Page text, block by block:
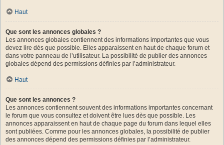
Haut
Que sont les annonces globales ?
Les annonces globales contiennent des informations importantes que vous
devez lire dès que possible. Elles apparaissent en haut de chaque forum et
dans votre panneau de l’utilisateur. La possibilité de publier des annonces
globales dépend des permissions définies par l’administrateur.
Haut
Que sont les annonces ?
Les annonces contiennent souvent des informations importantes concernant
le forum que vous consultez et doivent être lues dès que possible. Les
annonces apparaissent en haut de chaque page du forum dans lequel elles
sont publiées. Comme pour les annonces globales, la possibilité de publier
des annonces dépend des permissions définies par l’administrateur.